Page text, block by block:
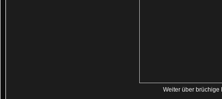
Weiter über brüchige